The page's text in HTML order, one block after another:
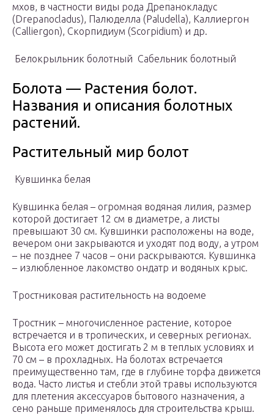
мхов, в частности виды рода Дрепанокладус
(Drepanocladus), Палюделла (Paludella), Каллиергон
(Calliergon), Скорпидиум (Scorpidium) и др.
Белокрыльник болотный Сабельник болотный
Болота — Растения болот.
Названия и описания болотных
растений.
Растительный мир болот
Кувшинка белая
Кувшинка белая – огромная водяная лилия, размер
которой достигает 12 см в диаметре, а листы
превышают 30 см. Кувшинки расположены на воде,
вечером они закрываются и уходят под воду, а утром
– не позднее 7 часов – они раскрываются. Кувшинка
– излюбленное лакомство ондатр и водяных крыс.
Тростниковая растительность на водоеме
Тростник – многочисленное растение, которое
встречается и в тропических, и северных регионах.
Высота его может достигать 2 м в теплых условиях и
70 см – в прохладных. На болотах встречается
преимущественно там, где в глубине торфа движется
вода. Часто листья и стебли этой травы используются
для плетения аксессуаров бытового назначения, а
сено раньше применялось для строительства крыш.